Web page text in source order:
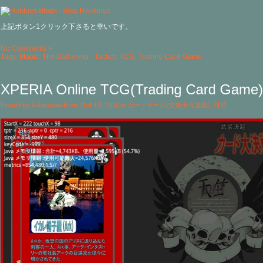
上記ボタン1クリック下さると幸いです。
No Comments »
Tags: Magic: The Gathering - Tactics, TCG, Trading Card Game
XPERIA Online TCG(Trading Card Game)
Posted by Futatsubashi on 21st 4月 2010 in カードゲーム(交換卡片遊戲) 日常